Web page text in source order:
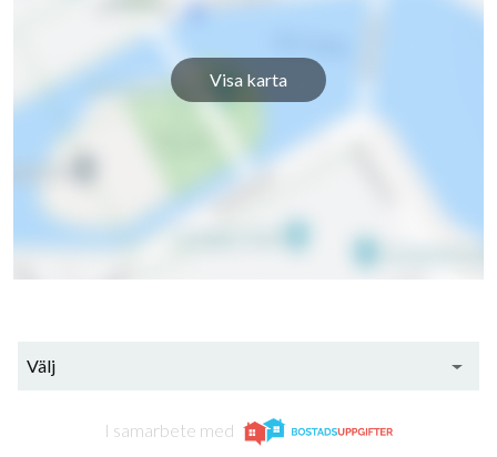
Visa karta
Välj
I samarbete med